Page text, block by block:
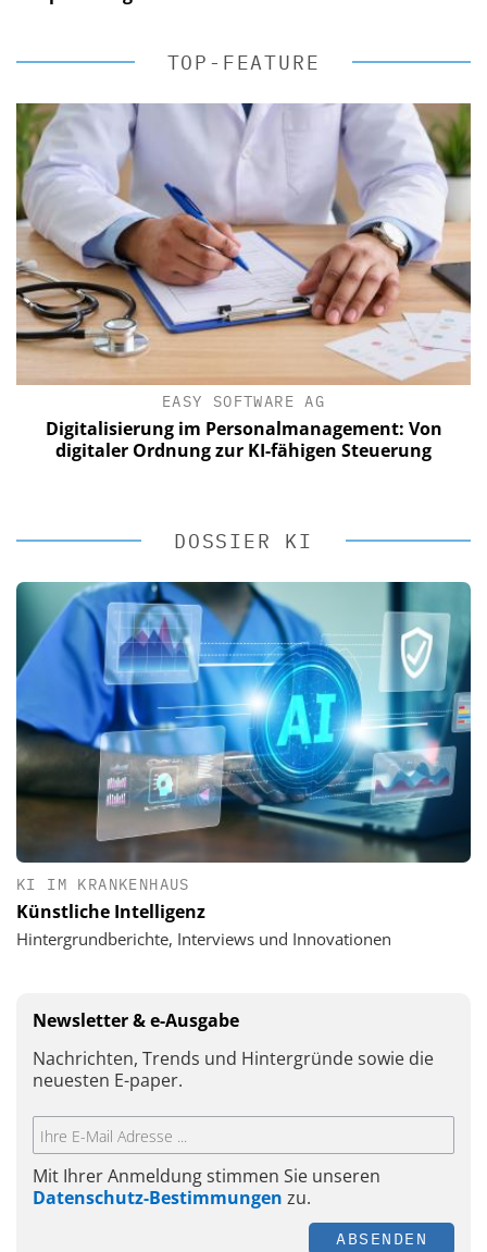
TOP-FEATURE
EASY SOFTWARE AG
Digitalisierung im Personalmanagement: Von
digitaler Ordnung zur KI-fähigen Steuerung
DOSSIER KI
KI IM KRANKENHAUS
Künstliche Intelligenz
Hintergrundberichte, Interviews und Innovationen
Newsletter & e-Ausgabe
Nachrichten, Trends und Hintergründe sowie die
neuesten E-paper.
Mit Ihrer Anmeldung stimmen Sie unseren
Datenschutz-Bestimmungen zu.
ABSENDEN